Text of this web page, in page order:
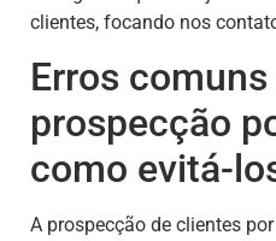
clientes, focando nos
Erros comuns
prospecção
como evitá-
A prospecção de clientes